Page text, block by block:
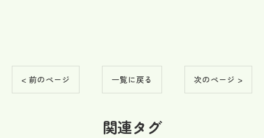
< 前のページ 一覧に戻る 次のページ >
関連タグ